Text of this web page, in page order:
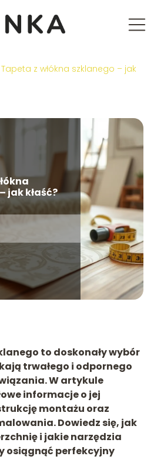
Tapeta z włókna szklanego – jak
jak kłaść?
to doskonały wybór
trwałego i odpornego
W artykule
informacje o jej
montażu oraz
Dowiedz się, jak
i jakie narzędzia
osiągnąć perfekcyjny